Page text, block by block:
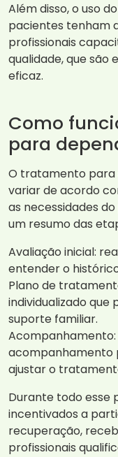
Além disso, o uso
pacientes tenham
profissionais
qualidade, que são
eficaz.
Como
para
O tratamento para
variar de acordo
as necessidades
um resumo das
Avaliação inicial:
entender o
Plano de
individualizado que
suporte familiar.
Acompanhamento:
acompanhamento
ajustar o
Durante todo esse
incentivados a
recuperação,
profissionais